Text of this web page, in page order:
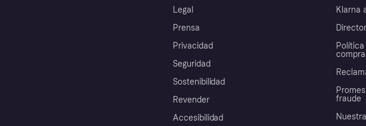
Legal
Prensa
Privacidad
Seguridad
Sostenibilidad
Revender
Accesibilidad
Klarna
fraude